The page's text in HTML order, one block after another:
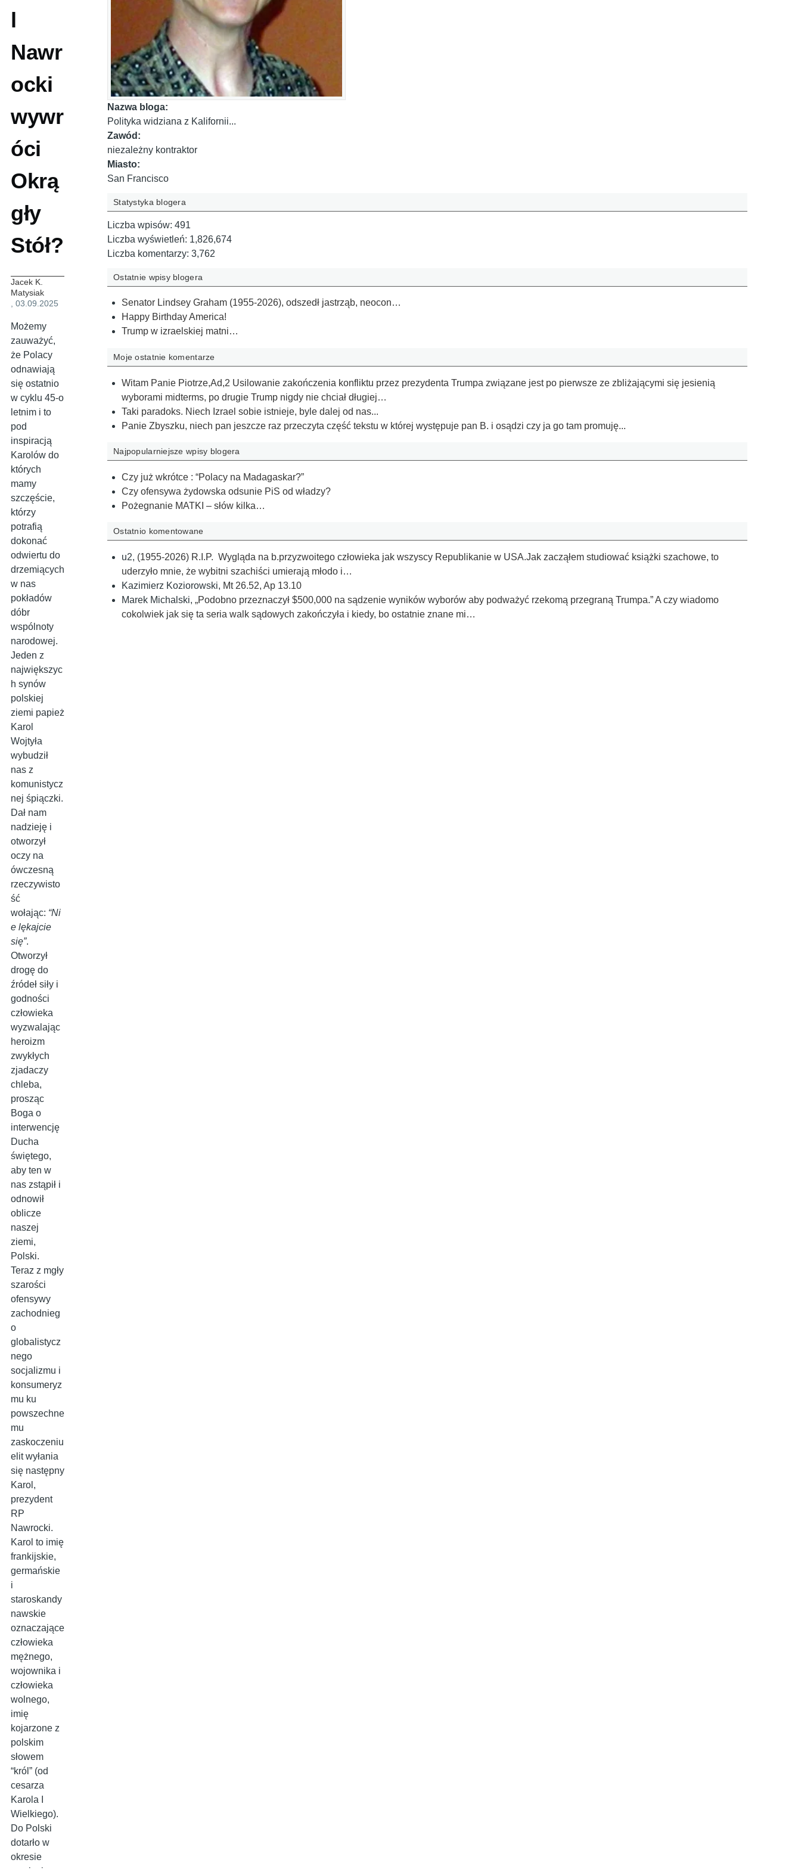
l
Nawr
ocki
wywr
óci
Okrą
gły
Stół?
Jacek K.
Matysiak
, 03.09.2025
Możemy
zauważyć,
że Polacy
odnawiają
się ostatnio
w cyklu 45-o
letnim i to
pod
inspiracją
Karolów do
których
mamy
szczęście,
którzy
potrafią
dokonać
odwiertu do
drzemiących
w nas
pokładów
dóbr
wspólnoty
narodowej.
Jeden z
największyc
h synów
polskiej
ziemi papież
Karol
Wojtyła
wybudził
nas z
komunistycz
nej śpiączki.
Dał nam
nadzieję i
otworzył
oczy na
ówczesną
rzeczywisto
ść
wołając: “Ni
e lękajcie
się”.
Otworzył
drogę do
źródeł siły i
godności
człowieka
wyzwalając
heroizm
zwykłych
zjadaczy
chleba,
prosząc
Boga o
interwencję
Ducha
świętego,
aby ten w
nas zstąpił i
odnowił
oblicze
naszej
ziemi,
Polski.
Teraz z mgły
szarości
ofensywy
zachodnieg
o
globalistycz
nego
socjalizmu i
konsumeryz
mu ku
powszechne
mu
zaskoczeniu
elit wyłania
się następny
Karol,
prezydent
RP
Nawrocki.
Karol to imię
frankijskie,
germańskie
i
staroskandy
nawskie
oznaczające
człowieka
mężnego,
wojownika i
człowieka
wolnego,
imię
kojarzone z
polskim
słowem
“król” (od
cesarza
Karola I
Wielkiego).
Do Polski
dotarło w
okresie
Nazwa bloga:
Polityka widziana z Kalifornii...
Zawód:
niezależny kontraktor
Miasto:
San Francisco
Statystyka blogera
Liczba wpisów: 491
Liczba wyświetleń: 1,826,674
Liczba komentarzy: 3,762
Ostatnie wpisy blogera
Senator Lindsey Graham (1955-2026), odszedł jastrząb, neocon…
Happy Birthday America!
Trump w izraelskiej matni…
Moje ostatnie komentarze
Witam Panie Piotrze,Ad,2 Usilowanie zakończenia konfliktu przez prezydenta Trumpa związane jest po pierwsze ze zbliżającymi się jesienią
wyborami midterms, po drugie Trump nigdy nie chciał długiej…
Taki paradoks. Niech Izrael sobie istnieje, byle dalej od nas...
Panie Zbyszku, niech pan jeszcze raz przeczyta część tekstu w której występuje pan B. i osądzi czy ja go tam promuję...
Najpopularniejsze wpisy blogera
Czy już wkrótce : “Polacy na Madagaskar?”
Czy ofensywa żydowska odsunie PiS od władzy?
Pożegnanie MATKI – słów kilka…
Ostatnio komentowane
u2, (1955-2026) R.I.P. Wygląda na b.przyzwoitego człowieka jak wszyscy Republikanie w USA.Jak zacząłem studiować książki szachowe, to
uderzyło mnie, że wybitni szachiści umierają młodo i…
Kazimierz Koziorowski, Mt 26.52, Ap 13.10
Marek Michalski, „Podobno przeznaczył $500,000 na sądzenie wyników wyborów aby podważyć rzekomą przegraną Trumpa.” A czy wiadomo
cokolwiek jak się ta seria walk sądowych zakończyła i kiedy, bo ostatnie znane mi…